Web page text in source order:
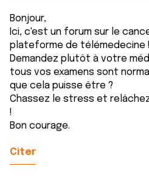
Bonjour,
Ici, c'est un forum sur le
plateforme de télémedecine !
Demandez plutôt à votre
tous vos examens sont
que cela puisse être ?
Chassez le stress et
!
Bon courage.
Citer